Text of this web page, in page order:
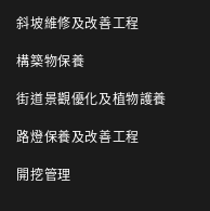
斜坡維修及改善工程
構築物保養
街道景觀優化及植物護養
路燈保養及改善工程
開挖管理